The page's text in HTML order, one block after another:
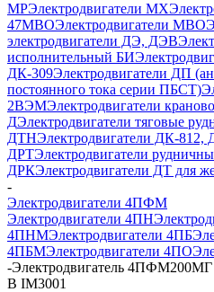
МРЭлектродвигатели MX
47МВОЭлектродвигатели MBO
электродвигатели ДЭ, ДЭВ
исполнительный БИ
ДК-309Электродвигатели ДП
постоянного тока серии ПБСТ)
2ВЭМЭлектродвигатели
ДЭлектродвигатели тяговые
ДТНЭлектродвигатели ДК-812,
ДРТЭлектродвигатели
ДРКЭлектродвигатели ДТ для
-
Электродвигатели 4ПФМ
Электродвигатели 4ПН
4ПНМЭлектродвигатели 4ПБ
4ПБМЭлектродвигатели 4ПО
-Электродвигатель 4ПФМ200МГ
В IM3001